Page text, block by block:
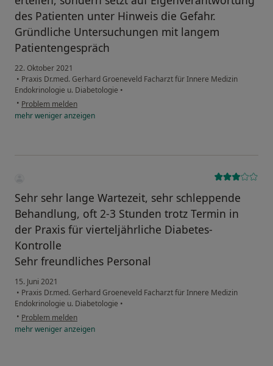
des Patienten unter Hinweis die Gefahr.
Gründliche Untersuchungen mit langem
Patientengespräch
22. Oktober 2021
• Praxis Dr.med. Gerhard Groeneveld Facharzt für Innere Medizin
Endokrinologie u. Diabetologie •
• Problem melden
mehrwenigeranzeigen
Sehr sehr lange Wartezeit, sehr schleppende
Behandlung, oft 2-3 Stunden trotz Termin in
der Praxis für vierteljährliche Diabetes-
Kontrolle
Sehr freundliches Personal
15. Juni 2021
• Praxis Dr.med. Gerhard Groeneveld Facharzt für Innere Medizin
Endokrinologie u. Diabetologie •
• Problem melden
mehrwenigeranzeigen